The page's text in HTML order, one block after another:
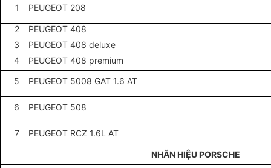
1
PEUGEOT 208
2
PEUGEOT 408
3
PEUGEOT 408 deluxe
4
PEUGEOT 408 premium
5
PEUGEOT 5008 GAT 1.6 AT
6 PEUGEOT 508
7 PEUGEOT RCZ 1.6L AT
NHÃN HIỆU PORSCHE